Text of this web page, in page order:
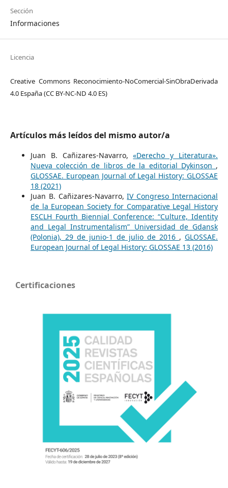
Sección
Informaciones
Licencia
Creative Commons Reconocimiento-NoComercial-SinObraDerivada
4.0 España (CC BY-NC-ND 4.0 ES)
Artículos más leídos del mismo autor/a
Juan B. Cañizares-Navarro,«Derecho y Literatura».
Nueva colección de libros de la editorial Dykinson ,
GLOSSAE. European Journal of Legal History: GLOSSAE
18 (2021)
Juan B. Cañizares-Navarro,IV Congreso Internacional
de la European Society for Comparative Legal History
ESCLH Fourth Biennial Conference: “Culture, Identity
and Legal Instrumentalism” Universidad de Gdansk
(Polonia), 29 de junio-1 de julio de 2016 ,GLOSSAE.
European Journal of Legal History: GLOSSAE 13 (2016)
Certificaciones